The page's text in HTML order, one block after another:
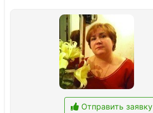
Отправить заявку